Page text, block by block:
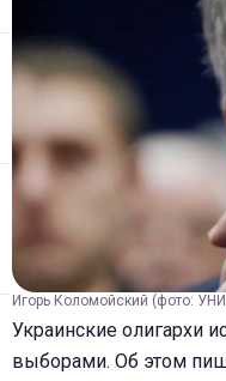
Игорь Коломойский (фото:
Украинские олигархи
выборами. Об этом